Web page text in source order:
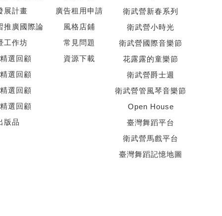
展計畫
推廣國際論
工作坊
選回顧
選回顧
選回顧
選回顧
版品
廣告租用申請
風格店鋪
常見問題
資源下載
衛武營新春系列
衛武營小時光
衛武營國際音樂節
花露露的童樂節
衛武營爵士週
衛武營管風琴音樂節
Open House
臺灣舞蹈平台
衛武營馬戲平台
臺灣舞蹈記憶地圖